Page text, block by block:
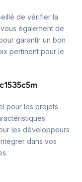
de vérifier la
également de
garantir un bon
pertinent pour le
pour les projets
les développeurs
dans vos